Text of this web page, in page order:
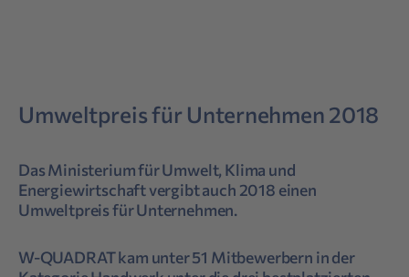
Umweltpreis für Unternehmen 2018
Das Ministerium für Umwelt, Klima und
Energiewirtschaft vergibt auch 2018 einen
Umweltpreis für Unternehmen.
W-QUADRAT kam unter 51 Mitbewerbern in der